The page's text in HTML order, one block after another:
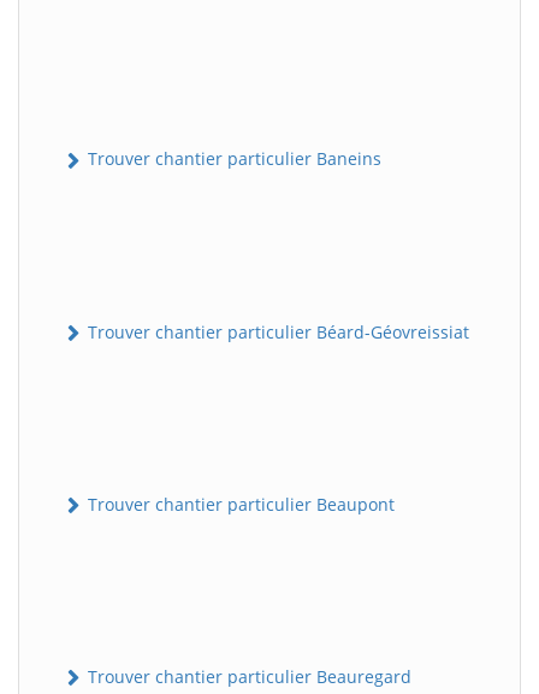
Trouver chantier particulier Baneins
Trouver chantier particulier Béard-Géovreissiat
Trouver chantier particulier Beaupont
Trouver chantier particulier Beauregard